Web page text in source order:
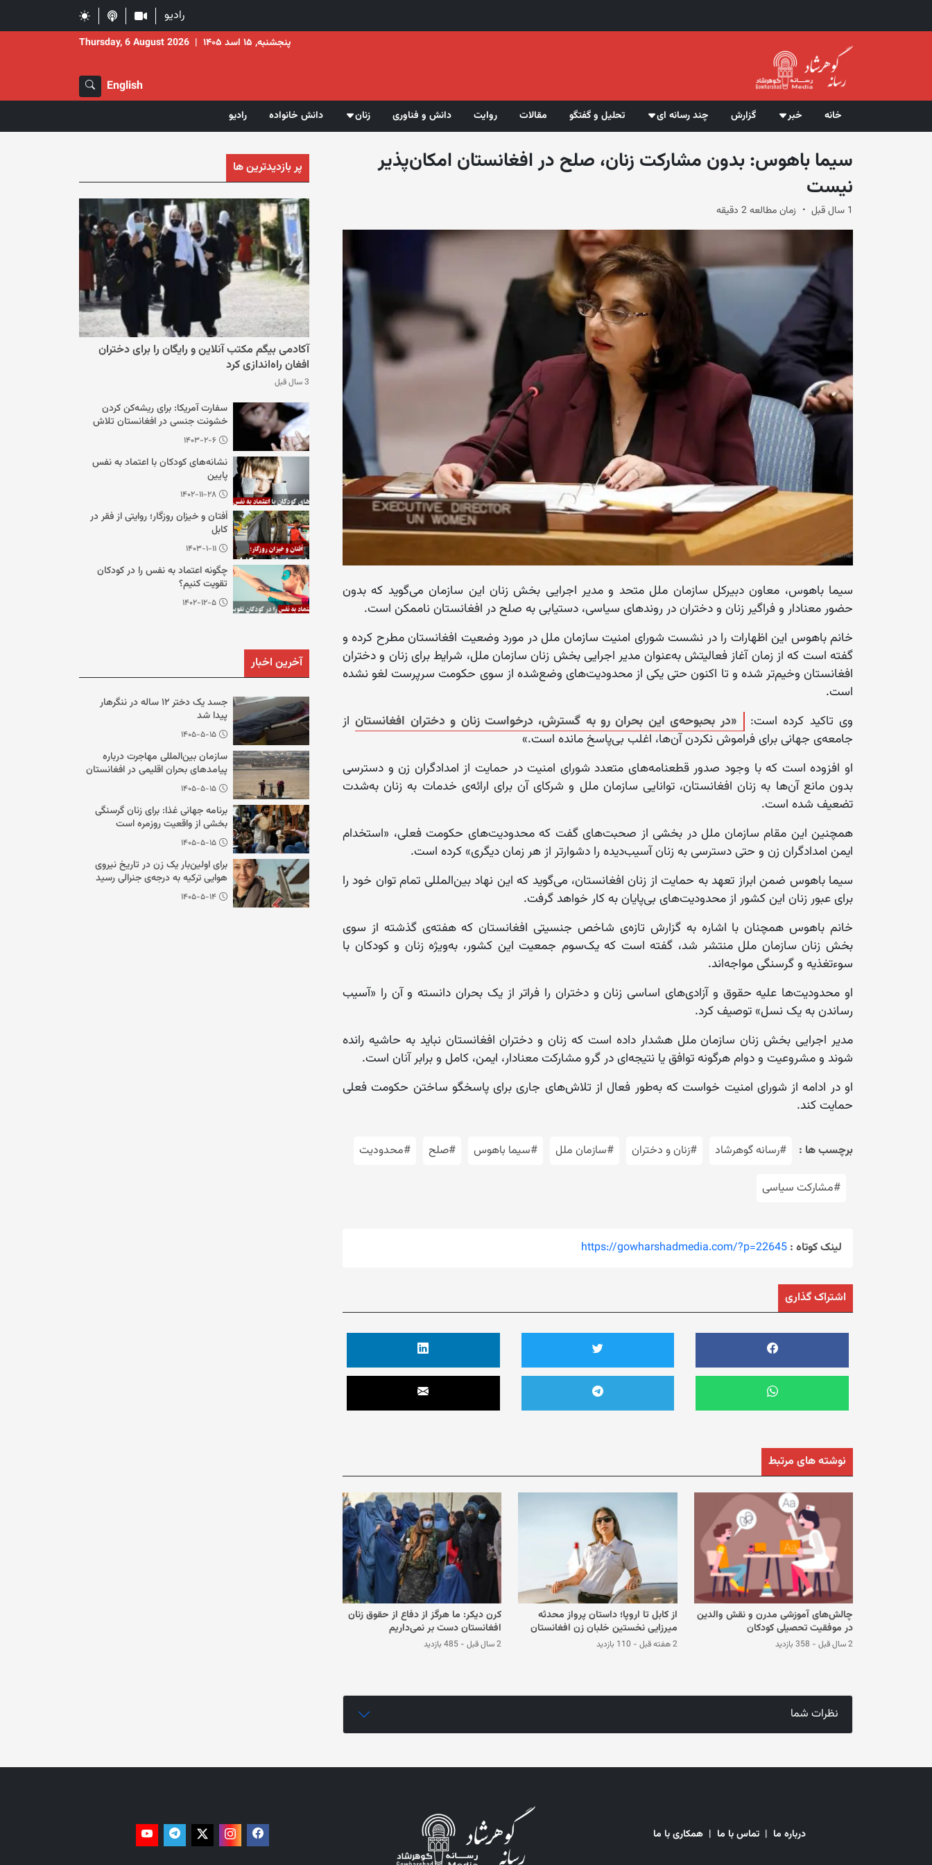
رادیو
پنجشنبه, ۱۵ اسد ۱۴۰۵ |
Thursday, 6 August 2026
English
خانه خبر گزارش چند رسانه ای تحلیل و گفتگو مقالات روایت دانش و فناوری زنان دانش خانواده رادیو
سیما باهوس: بدون مشارکت زنان، صلح در افغانستان امکان‌پذیر
نیست
1 سال قبل زمان مطالعه 2 دقیقه
سیما باهوس، معاون دبیرکل سازمان ملل متحد و مدیر اجرایی بخش زنان این سازمان می‌گوید که بدون
حضور معنادار و فراگیر زنان و دختران در روندهای سیاسی، دستیابی به صلح در افغانستان ناممکن است.
خانم باهوس این اظهارات را در نشست شورای امنیت سازمان ملل در مورد وضعیت افغانستان مطرح کرده و
گفته است که از زمان آغاز فعالیتش به‌عنوان مدیر اجرایی بخش زنان سازمان ملل، شرایط برای زنان و دختران
افغانستان وخیم‌تر شده و تا اکنون حتی یکی از محدودیت‌های وضع‌شده از سوی حکومت سرپرست لغو نشده
است.
وی تاکید کرده است:
«در بحبوحه‌ی این بحران رو به گسترش، درخواست زنان و دختران افغانستاناز
جامعه‌ی جهانی برای فراموش نکردن آن‌ها، اغلب بی‌پاسخ مانده است.»
او افزوده است که با وجود صدور قطعنامه‌های متعدد شورای امنیت در حمایت از امدادگران زن و دسترسی
بدون مانع آن‌ها به زنان افغانستان، توانایی سازمان ملل و شرکای آن برای ارائه‌ی خدمات به زنان به‌شدت
تضعیف شده است.
همچنین این مقام سازمان ملل در بخشی از صحبت‌های گفت که محدودیت‌های حکومت فعلی، «استخدام
ایمن امدادگران زن و حتی دسترسی به زنان آسیب‌دیده را دشوارتر از هر زمان دیگری» کرده است.
سیما باهوس ضمن ابراز تعهد به حمایت از زنان افغانستان، می‌گوید که این نهاد بین‌المللی تمام توان خود را
برای عبور زنان این کشور از محدودیت‌های بی‌پایان به کار خواهد گرفت.
خانم باهوس همچنان با اشاره به گزارش تازه‌ی شاخص جنسیتی افغانستان که هفته‌ی گذشته از سوی
بخش زنان سازمان ملل منتشر شد، گفته است که یک‌سوم جمعیت این کشور، به‌ویژه زنان و کودکان با
سوء‌تغذیه و گرسنگی مواجه‌اند.
او محدودیت‌ها علیه حقوق و آزادی‌های اساسی زنان و دختران را فراتر از یک بحران دانسته و آن را «آسیب
رساندن به یک نسل» توصیف کرد.
مدیر اجرایی بخش زنان سازمان ملل هشدار داده است که زنان و دختران افغانستان نباید به حاشیه رانده
شوند و مشروعیت و دوام هرگونه توافق یا نتیجه‌ای در گرو مشارکت معنادار، ایمن، کامل و برابر آنان است.
او در ادامه از شورای امنیت خواست که به‌طور فعال از تلاش‌های جاری برای پاسخگو ساختن حکومت فعلی
حمایت کند.
برچسب ها : #رسانه گوهرشاد #زنان و دختران #سازمان ملل #سیما باهوس #صلح #محدودیت
#مشارکت سیاسی
لینک کوتاه : https://gowharshadmedia.com/?p=22645
اشتراک گذاری
نوشته های مرتبط
چالش‌های آموزشی مدرن و نقش والدین
در موفقیت تحصیلی کودکان
2 سال قبل - 358 بازدید
از کابل تا اروپا؛ داستان پرواز محدثه
میرزایی نخستین خلبان زن افغانستان
2 هفته قبل - 110 بازدید
کرن دیکر: ما هرگز از دفاع از حقوق زنان
افغانستان دست بر نمی‌داریم
2 سال قبل - 485 بازدید
نظرات شما
پر بازدیدترین ها
آکادمی بیگم مکتب آنلاین و رایگان را برای دختران
افغان راه‌اندازی کرد
3 سال قبل
سفارت آمریکا: برای ریشه‌کن کردن
خشونت جنسی در افغانستان تلاش
می‌کنیم
۱۴۰۳-۲-۶
نشانه‌های کودکان با اعتماد به نفس
پایین
۱۴۰۲-۱۱-۲۸
اُفتان و خیزان روزگار؛ روایتی از فقر در
کابل
۱۴۰۳-۱-۱۱
چگونه اعتماد به نفس را در کودکان
تقویت کنیم؟
۱۴۰۲-۱۲-۵
آخرین اخبار
جسد یک دختر ۱۲ ساله در ننگرهار
پیدا شد
۱۴۰۵-۵-۱۵
سازمان بین‌المللی مهاجرت درباره
پیامدهای بحران اقلیمی در افغانستان
هشدار داد
۱۴۰۵-۵-۱۵
برنامه جهانی غذا: برای زنان گرسنگی
بخشی از واقعیت روزمره است
۱۴۰۵-۵-۱۵
برای اولین‌بار یک زن در تاریخ نیروی
هوایی ترکیه به درجه‌ی جنرالی رسید
۱۴۰۵-۵-۱۴
درباره ما | تماس با ما | همکاری با ما